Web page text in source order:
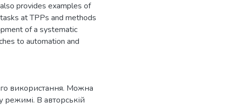
provides examples of
at TPPs and methods
of a systematic
to automation and
використання. Можна
В авторській